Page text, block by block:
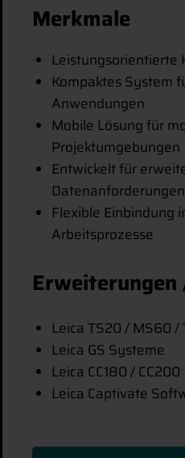
Merkmale
Kompaktes System
Anwendungen
Mobile Lösung für
Projektumgebungen
Entwickelt für
Datenanforderungen
Flexible Einbindung
Arbeitsprozesse
Erweiterungen
Leica TS20 / MS60 /
Leica GS Systeme
Leica CC180 / CC200
Leica Captivate